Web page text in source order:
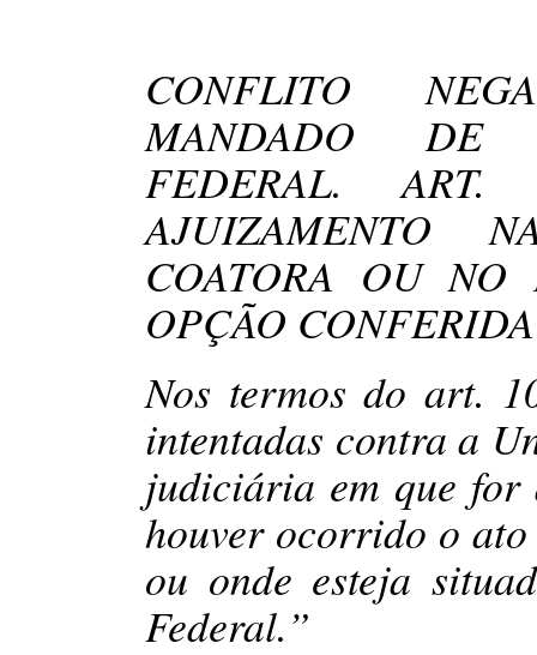
CONFLITO
MANDADO DE
FEDERAL.
AJUIZAMENTO
COATORA OU
OPÇÃO
Nos termos do art.
intentadas contra a
judiciária em que for
houver ocorrido o
ou onde esteja
Federal.”